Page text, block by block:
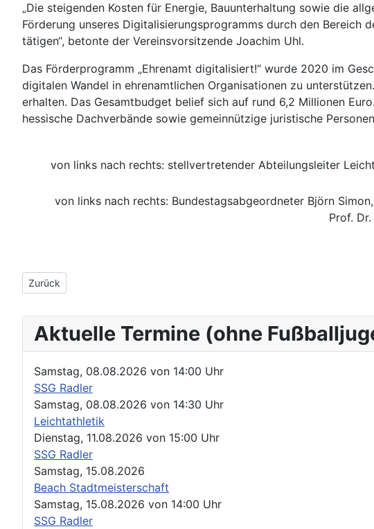
„Die steigenden Kosten für Energie, Bauunterhaltung sowie die
Förderung unseres Digitalisierungsprogramms durch den
tätigen“, betonte der Vereinsvorsitzende Joachim Uhl.
Das Förderprogramm „Ehrenamt digitalisiert!“ wurde 2020 im
digitalen Wandel in ehrenamtlichen Organisationen zu
erhalten. Das Gesamtbudget belief sich auf rund 6,2 Millionen
hessische Dachverbände sowie gemeinnützige juristische
von links nach rechts: stellvertretender Abteilungsleiter
von links nach rechts: Bundestagsabgeordneter Björn
Prof.
Vorheriger Beitrag: Verwaltungsausschuss
Zurück
Aktuelle Termine (ohne
Samstag, 08.08.2026 von 14:00 Uhr
SSG Radler
Samstag, 08.08.2026 von 14:30 Uhr
Leichtathletik
Dienstag, 11.08.2026 von 15:00 Uhr
SSG Radler
Samstag, 15.08.2026
Beach Stadtmeisterschaft
Samstag, 15.08.2026 von 14:00 Uhr
SSG Radler